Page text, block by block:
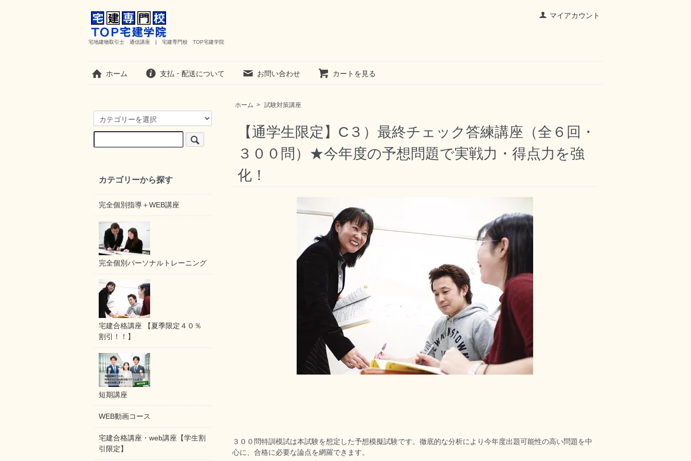
マイアカウント
宅地建物取引士 通信講座 | 宅建専門校 TOP宅建学院
ホーム 支払・配送について お問い合わせ カートを見る
ホーム > 試験対策講座
【通学生限定】C３）最終チェック答練講座（全６回・
３００問）★今年度の予想問題で実戦力・得点力を強
化！
３００問特訓模試は本試験を想定した予想模擬試験です。徹底的な分析により今年度出題可能性の高い問題を中
心に、合格に必要な論点を網羅できます。
カテゴリーから探す
完全個別指導＋WEB講座
完全個別パーソナルトレーニング
宅建合格講座 【夏季限定４０％
割引！！】
短期講座
WEB動画コース
宅建合格講座・web講座【学生割
引限定】